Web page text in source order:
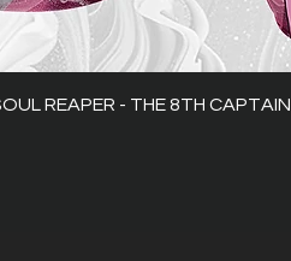
REAPER - THE 8TH CAPTAIN